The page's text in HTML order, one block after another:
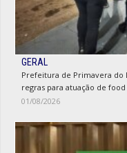
GERAL
Prefeitura de Primavera do
regras para atuação de
01/08/2026